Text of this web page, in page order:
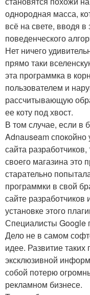
однородная масса,
всё на свете, вводя
поведенческого
Нет ничего
прямо таки
эта программка в
пользователем и
рассчитывающую
ее коту под хвост.
В том случае, если в
Adnauseam спокойно
сайта
своего магазина это
старательно
программки в свой
сайте разработчиков
установке этого
Специалисты Google
Дело не в самом
идее. Развитие
эксклюзивной
собой потерю
рекламном бизнесе.